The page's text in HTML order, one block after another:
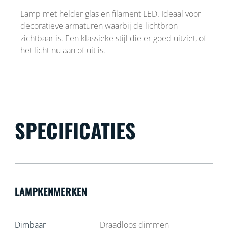
Lamp met helder glas en filament LED. Ideaal voor
decoratieve armaturen waarbij de lichtbron
zichtbaar is. Een klassieke stijl die er goed uitziet, of
het licht nu aan of uit is.
SPECIFICATIES
LAMPKENMERKEN
Dimbaar Draadloos dimmen